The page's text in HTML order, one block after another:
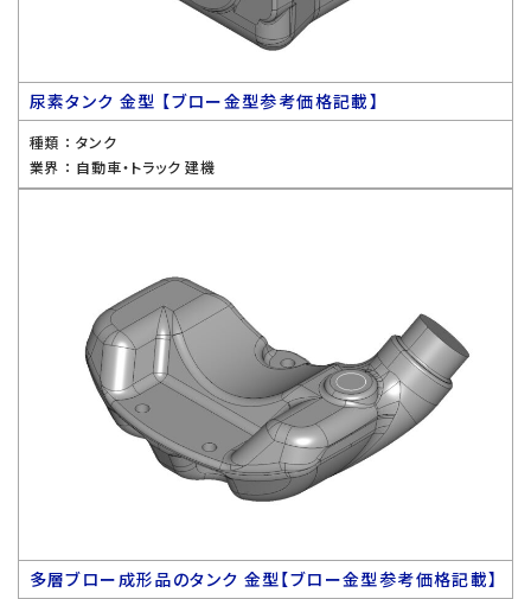
尿素タンク 金型 【ブロー金型参考価格記載】
種類 ： タンク
業界 ： 自動車・トラック 建機
多層ブロー成形品のタンク 金型【ブロー金型参考価格記載】